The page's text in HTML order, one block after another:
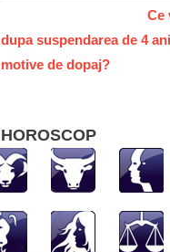
Ce
dupa suspendarea de 4
motive de dopaj?
HOROSCOP